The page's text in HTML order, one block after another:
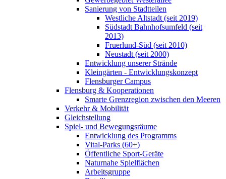
Sanierung von Stadtteilen
Westliche Altstadt (seit 2019)
Südstadt Bahnhofsumfeld (seit
2013)
Fruerlund-Süd (seit 2010)
Neustadt (seit 2000)
Entwicklung unserer Strände
Kleingärten - Entwicklungskonzept
Flensburger Campus
Flensburg & Kooperationen
Smarte Grenzregion zwischen den Meeren
Verkehr & Mobilität
Gleichstellung
Spiel- und Bewegungsräume
Entwicklung des Programms
Vital-Parks (60+)
Öffentliche Sport-Geräte
Naturnahe Spielflächen
Arbeitsgruppe